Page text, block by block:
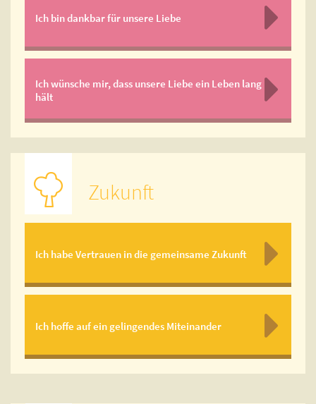
Ich bin dankbar für unsere Liebe
Ich wünsche mir, dass unsere Liebe ein Leben lang
hält
Zukunft
Ich habe Vertrauen in die gemeinsame Zukunft
Ich hoffe auf ein gelingendes Miteinander